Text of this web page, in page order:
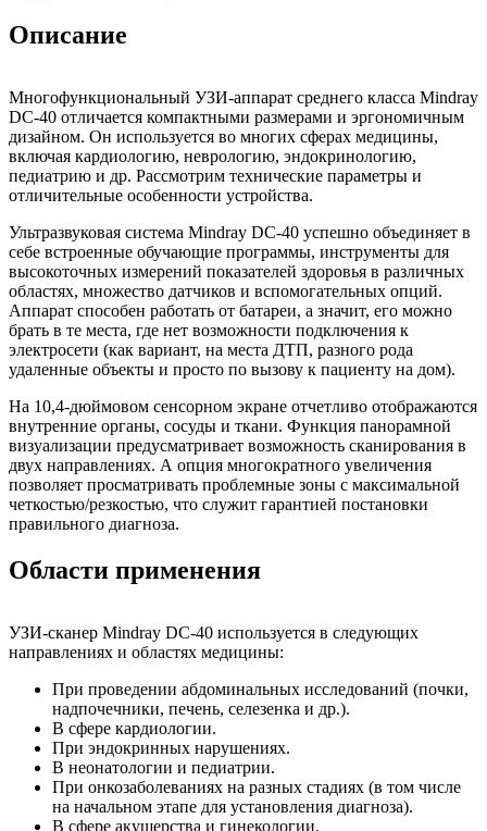
Описание
Многофункциональный УЗИ-аппарат среднего класса Mindray
DC-40 отличается компактными размерами и эргономичным
дизайном. Он используется во многих сферах медицины,
включая кардиологию, неврологию, эндокринологию,
педиатрию и др. Рассмотрим технические параметры и
отличительные особенности устройства.
Ультразвуковая система Mindray DC-40 успешно объединяет в
себе встроенные обучающие программы, инструменты для
высокоточных измерений показателей здоровья в различных
областях, множество датчиков и вспомогательных опций.
Аппарат способен работать от батареи, а значит, его можно
брать в те места, где нет возможности подключения к
электросети (как вариант, на места ДТП, разного рода
удаленные объекты и просто по вызову к пациенту на дом).
На 10,4-дюймовом сенсорном экране отчетливо отображаются
внутренние органы, сосуды и ткани. Функция панорамной
визуализации предусматривает возможность сканирования в
двух направлениях. А опция многократного увеличения
позволяет просматривать проблемные зоны с максимальной
четкостью/резкостью, что служит гарантией постановки
правильного диагноза.
Области применения
УЗИ-сканер Mindray DC-40 используется в следующих
направлениях и областях медицины:
При проведении абдоминальных исследований (почки,
надпочечники, печень, селезенка и др.).
В сфере кардиологии.
При эндокринных нарушениях.
В неонатологии и педиатрии.
При онкозаболеваниях на разных стадиях (в том числе
на начальном этапе для установления диагноза).
В сфере акушерства и гинекологии.